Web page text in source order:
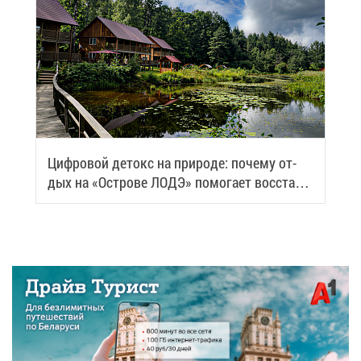
Циф­ро­вой де­токс на при­ро­де: по­че­му от­
дых на «Ост­ро­ве ЛОДЭ» по­мо­га­ет вос­ста­но­
вить си­лы